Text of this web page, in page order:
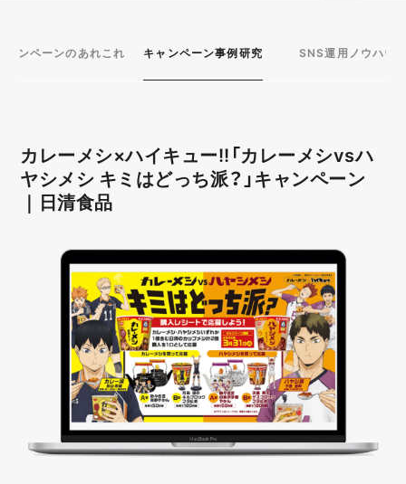
ャンペーンのあれこれ キャンペーン事例研究 SNS運用ノウハウ
カレーメシ×ハイキュー!!「カレーメシvsハ
ヤシメシ キミはどっち派？」キャンペーン
｜日清食品